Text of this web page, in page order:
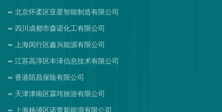
北京怀柔区亚星智能制造有限公司
四川成都市森诺化工有限公司
上海闵行区鑫兴能源有限公司
江苏高淳区丰泽信息技术有限公司
香港陌昌保险有限公司
天津津南区霖玮旅游有限公司
上海杨浦区诺萱新能源有限公司